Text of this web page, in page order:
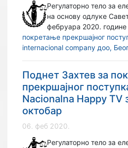
Регулаторно тело за
на основу одлуке
фебруара 2020.
покретање прекршајног
internacional company доо,
Поднет Захтев за
прекршајног
Nacionalna Happy TV
октобар
06. феб 2020.
Регулаторно тело за